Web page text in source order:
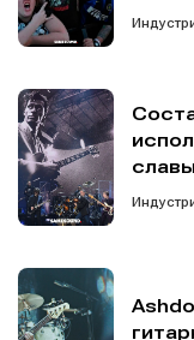
Написание
Продакшн
Написание
Продакшн